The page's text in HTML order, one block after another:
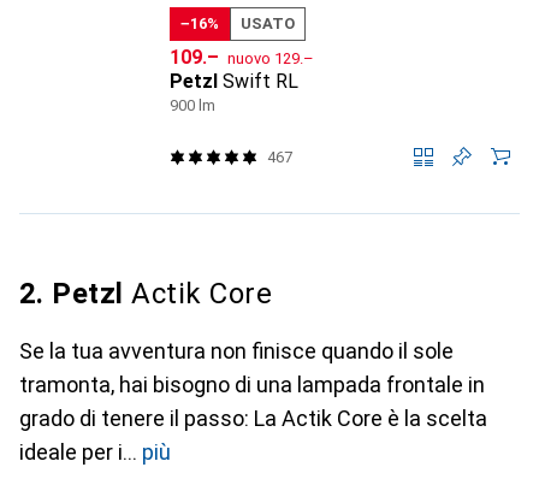
−16%
USATO
CHF
109.– nuovo CHF
129.–
Petzl Swift RL
900 lm
467
2. Petzl Actik Core
Se la tua avventura non finisce quando il sole
tramonta, hai bisogno di una lampada frontale in
grado di tenere il passo: La Actik Core è la scelta
ideale per i
più